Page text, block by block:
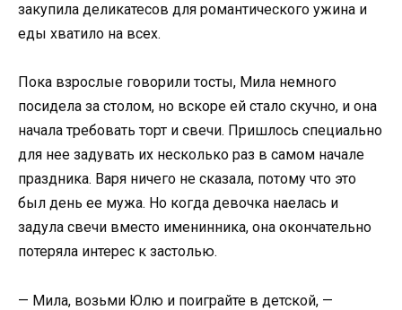
закупила деликатесов для романтического ужина и
еды хватило на всех.
Пока взрослые говорили тосты, Мила немного
посидела за столом, но вскоре ей стало скучно, и она
начала требовать торт и свечи. Пришлось специально
для нее задувать их несколько раз в самом начале
праздника. Варя ничего не сказала, потому что это
был день ее мужа. Но когда девочка наелась и
задула свечи вместо именинника, она окончательно
потеряла интерес к застолью.
— Мила, возьми Юлю и поиграйте в детской, —